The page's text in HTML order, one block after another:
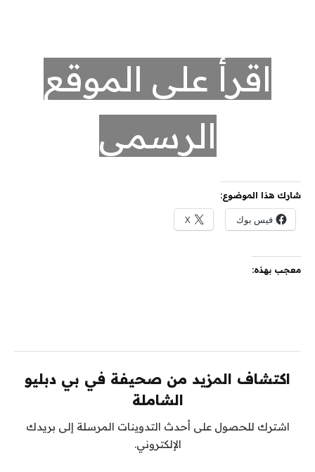
اقرأ على الموقع
الرسمي
شارك هذا الموضوع:
فيس بوك X
معجب بهذه:
اكتشاف المزيد من صحيفة في بي دبليو
الشاملة
اشترك للحصول على أحدث التدوينات المرسلة إلى بريدك
الإلكتروني.